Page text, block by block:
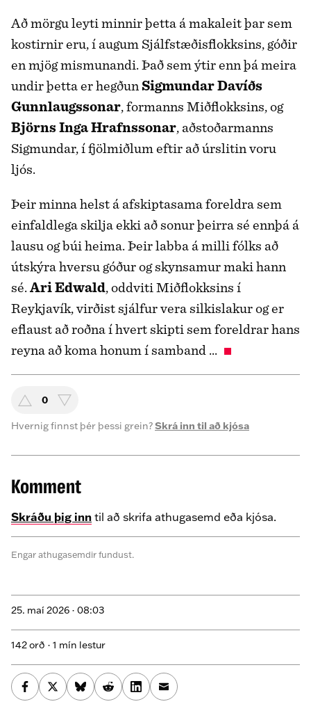
Að mörgu leyti minnir þetta á makaleit þar sem
kostirnir eru, í augum Sjálfstæðisflokksins, góðir
en mjög mismunandi. Það sem ýtir enn þá meira
undir þetta er hegðunSigmundar Davíðs
Gunnlaugssonar, formanns Miðflokksins, og
Björns Inga Hrafnssonar, aðstoðarmanns
Sigmundar, í fjölmiðlum eftir að úrslitin voru
ljós.
Þeir minna helst á afskiptasama foreldra sem
einfaldlega skilja ekki að sonur þeirra sé ennþá á
lausu og búi heima. Þeir labba á milli fólks að
útskýra hversu góður og skynsamur maki hann
sé.Ari Edwald, oddviti Miðflokksins í
Reykjavík, virðist sjálfur vera silkislakur og er
eflaust að roðna í hvert skipti sem foreldrar hans
reyna að koma honum í samband ...
0
Hvernig finnst þér þessi grein?Skrá inn til að kjósa
Komment
Skráðu þig inn til að skrifa athugasemd eða kjósa.
Engar athugasemdir fundust.
25. maí 2026 · 08:03
142 orð · 1 mín lestur